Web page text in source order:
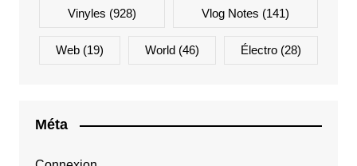
Vinyles (928) Vlog Notes (141)
Web(19) World (46) Électro (28)
Méta